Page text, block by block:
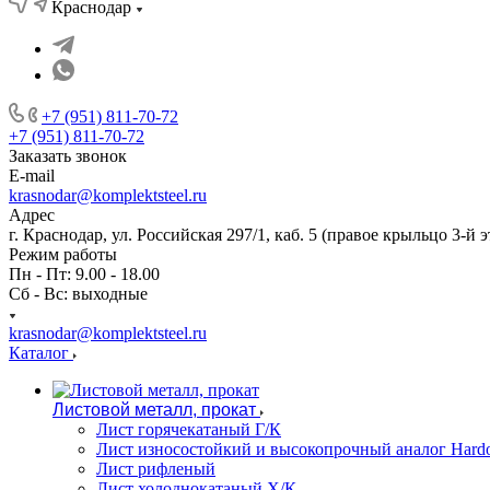
Краснодар
+7 (951) 811-70-72
+7 (951) 811-70-72
Заказать звонок
E-mail
krasnodar@komplektsteel.ru
Адрес
г. Краснодар, ул. Российская 297/1, каб. 5 (правое крыльцо 3-й
Режим работы
Пн - Пт: 9.00 - 18.00
Сб - Вс: выходные
krasnodar@komplektsteel.ru
Каталог
Листовой металл, прокат
Лист горячекатаный Г/К
Лист износостойкий и высокопрочный аналог
Лист рифленый